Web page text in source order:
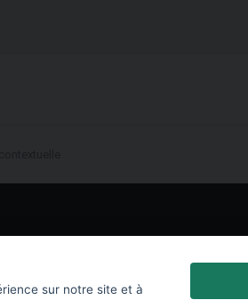
sur notre site et à